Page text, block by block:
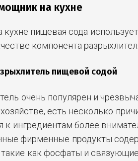
на кухне
кухне пищевая сода
компонента
пищевой содой
очень популярен и
есть несколько
к ингредиентам более
фирменные продукты
такие как фосфаты и